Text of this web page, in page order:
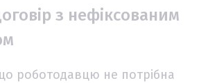
з нефіксованим
роботодавцю не потрібна